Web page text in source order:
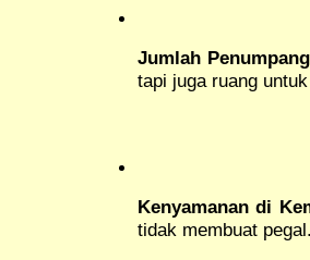
Jumlah
tapi juga ruang
Kenyamanan di
tidak membuat pegal.